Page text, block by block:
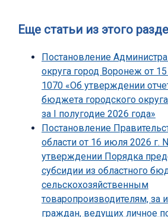
Еще статьи из этого
Постановление
округа город Воронеж от
1070 «Об утверждении
бюджета городского
за I полугодие 2026 года»
Постановление
области от 16 июля 2026 г.
утверждении Порядка
субсидии из областного
сельскохозяйственным
товаропроизводителям, за
граждан, ведущих личное